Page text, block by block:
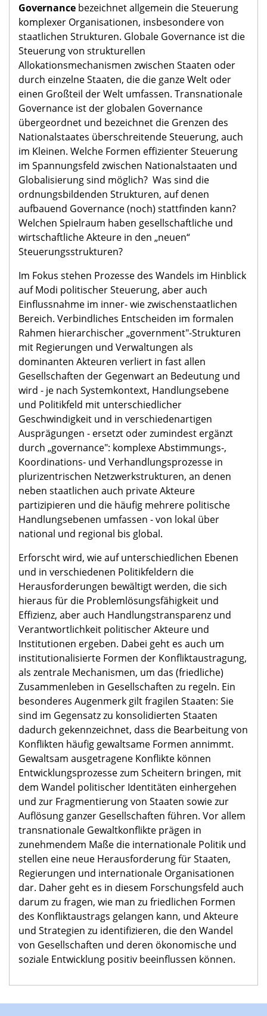
Governance bezeichnet allgemein die Steuerung
komplexer Organisationen, insbesondere von
staatlichen Strukturen. Globale Governance ist die
Steuerung von strukturellen
Allokationsmechanismen zwischen Staaten oder
durch einzelne Staaten, die die ganze Welt oder
einen Großteil der Welt umfassen. Transnationale
Governance ist der globalen Governance
übergeordnet und bezeichnet die Grenzen des
Nationalstaates überschreitende Steuerung, auch
im Kleinen. Welche Formen effizienter Steuerung
im Spannungsfeld zwischen Nationalstaaten und
Globalisierung sind möglich? Was sind die
ordnungsbildenden Strukturen, auf denen
aufbauend Governance (noch) stattfinden kann?
Welchen Spielraum haben gesellschaftliche und
wirtschaftliche Akteure in den „neuen“
Steuerungsstrukturen?
Im Fokus stehen Prozesse des Wandels im Hinblick
auf Modi politischer Steuerung, aber auch
Einflussnahme im inner- wie zwischenstaatlichen
Bereich. Verbindliches Entscheiden im formalen
Rahmen hierarchischer „government"-Strukturen
mit Regierungen und Verwaltungen als
dominanten Akteuren verliert in fast allen
Gesellschaften der Gegenwart an Bedeutung und
wird - je nach Systemkontext, Handlungsebene
und Politikfeld mit unterschiedlicher
Geschwindigkeit und in verschiedenartigen
Ausprägungen - ersetzt oder zumindest ergänzt
durch „governance": komplexe Abstimmungs-,
Koordinations- und Verhandlungsprozesse in
plurizentrischen Netzwerkstrukturen, an denen
neben staatlichen auch private Akteure
partizipieren und die häufig mehrere politische
Handlungsebenen umfassen - von lokal über
national und regional bis global.
Erforscht wird, wie auf unterschiedlichen Ebenen
und in verschiedenen Politikfeldern die
Herausforderungen bewältigt werden, die sich
hieraus für die Problemlösungsfähigkeit und
Effizienz, aber auch Handlungstransparenz und
Verantwortlichkeit politischer Akteure und
Institutionen ergeben. Dabei geht es auch um
institutionalisierte Formen der Konfliktaustragung,
als zentrale Mechanismen, um das (friedliche)
Zusammenleben in Gesellschaften zu regeln. Ein
besonderes Augenmerk gilt fragilen Staaten: Sie
sind im Gegensatz zu konsolidierten Staaten
dadurch gekennzeichnet, dass die Bearbeitung von
Konflikten häufig gewaltsame Formen annimmt.
Gewaltsam ausgetragene Konflikte können
Entwicklungsprozesse zum Scheitern bringen, mit
dem Wandel politischer Identitäten einhergehen
und zur Fragmentierung von Staaten sowie zur
Auflösung ganzer Gesellschaften führen. Vor allem
transnationale Gewaltkonflikte prägen in
zunehmendem Maße die internationale Politik und
stellen eine neue Herausforderung für Staaten,
Regierungen und internationale Organisationen
dar. Daher geht es in diesem Forschungsfeld auch
darum zu fragen, wie man zu friedlichen Formen
des Konfliktaustrags gelangen kann, und Akteure
und Strategien zu identifizieren, die den Wandel
von Gesellschaften und deren ökonomische und
soziale Entwicklung positiv beeinflussen können.